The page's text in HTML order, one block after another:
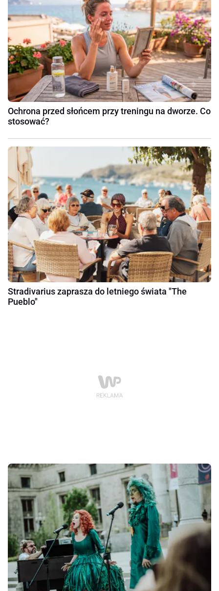
Ochrona przed słońcem przy treningu na dworze. Co
stosować?
Stradivarius zaprasza do letniego świata "The
Pueblo"